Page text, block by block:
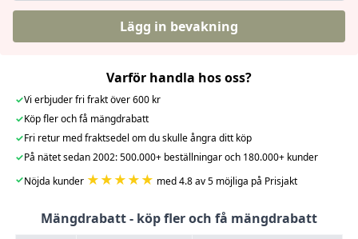
Lägg in bevakning
Varför handla hos oss?
✓Vi erbjuder fri frakt över 600 kr
✓Köp fler och få mängdrabatt
✓Fri retur med fraktsedel om du skulle ångra ditt köp
✓På nätet sedan 2002: 500.000+ beställningar och 180.000+ kunder
✓Nöjda kunder ★★★★★ med 4.8 av 5 möjliga på Prisjakt
Mängdrabatt - köp fler och få mängdrabatt